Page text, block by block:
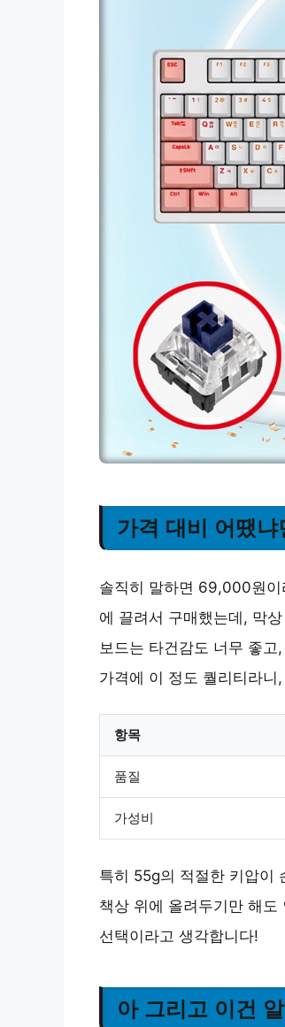
가격 대비 어땠냐
솔직히 말하면 69,000원이
에 끌려서 구매했는데, 막
보드는 타건감도 너무 좋
가격에 이 정도 퀄리티라
항목
품질
가성비
특히 55g의 적절한 키압이
책상 위에 올려두기만 해
선택이라고 생각합니다!
아 그리고 이건